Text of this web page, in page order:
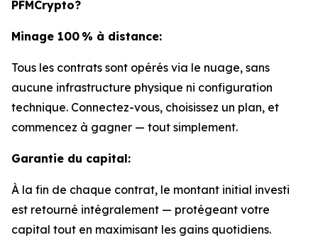
PFMCrypto?
Minage 100 % à distance:
Tous les contrats sont opérés via le nuage, sans
aucune infrastructure physique ni configuration
technique. Connectez-vous, choisissez un plan, et
commencez à gagner — tout simplement.
Garantie du capital:
À la fin de chaque contrat, le montant initial investi
est retourné intégralement — protégeant votre
capital tout en maximisant les gains quotidiens.